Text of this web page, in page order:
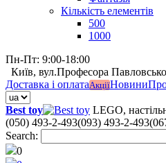
Кількість елементів
500
1000
Пн-Пт: 9:00-18:00
Київ, вул.Професора
Доставка і оплатаАкціїНовини
Best toy
LEGO,
(050) 493-2-493(093) 493-2-493
Search:
0